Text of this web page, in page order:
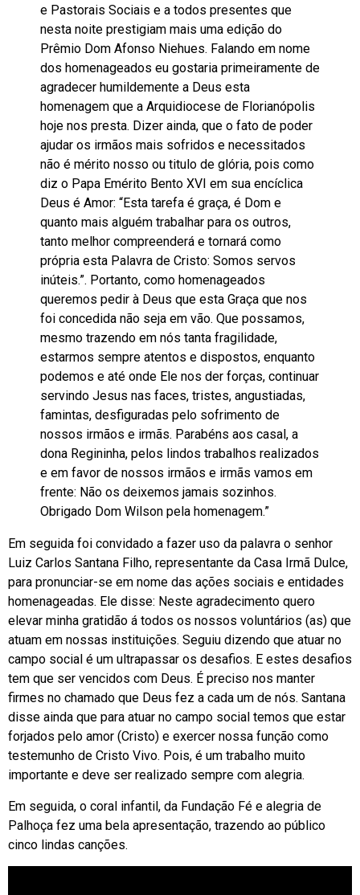
e Pastorais Sociais e a todos presentes que
nesta noite prestigiam mais uma edição do
Prêmio Dom Afonso Niehues. Falando em nome
dos homenageados eu gostaria primeiramente de
agradecer humildemente a Deus esta
homenagem que a Arquidiocese de Florianópolis
hoje nos presta. Dizer ainda, que o fato de poder
ajudar os irmãos mais sofridos e necessitados
não é mérito nosso ou titulo de glória, pois como
diz o Papa Emérito Bento XVI em sua encíclica
Deus é Amor: “Esta tarefa é graça, é Dom e
quanto mais alguém trabalhar para os outros,
tanto melhor compreenderá e tornará como
própria esta Palavra de Cristo: Somos servos
inúteis.”. Portanto, como homenageados
queremos pedir à Deus que esta Graça que nos
foi concedida não seja em vão. Que possamos,
mesmo trazendo em nós tanta fragilidade,
estarmos sempre atentos e dispostos, enquanto
podemos e até onde Ele nos der forças, continuar
servindo Jesus nas faces, tristes, angustiadas,
famintas, desfiguradas pelo sofrimento de
nossos irmãos e irmãs. Parabéns aos casal, a
dona Regininha, pelos lindos trabalhos realizados
e em favor de nossos irmãos e irmãs vamos em
frente: Não os deixemos jamais sozinhos.
Obrigado Dom Wilson pela homenagem.”
Em seguida foi convidado a fazer uso da palavra o senhor
Luiz Carlos Santana Filho, representante da Casa Irmã Dulce,
para pronunciar-se em nome das ações sociais e entidades
homenageadas. Ele disse: Neste agradecimento quero
elevar minha gratidão á todos os nossos voluntários (as) que
atuam em nossas instituições. Seguiu dizendo que atuar no
campo social é um ultrapassar os desafios. E estes desafios
tem que ser vencidos com Deus. É preciso nos manter
firmes no chamado que Deus fez a cada um de nós. Santana
disse ainda que para atuar no campo social temos que estar
forjados pelo amor (Cristo) e exercer nossa função como
testemunho de Cristo Vivo. Pois, é um trabalho muito
importante e deve ser realizado sempre com alegria.
Em seguida, o coral infantil, da Fundação Fé e alegria de
Palhoça fez uma bela apresentação, trazendo ao público
cinco lindas canções.